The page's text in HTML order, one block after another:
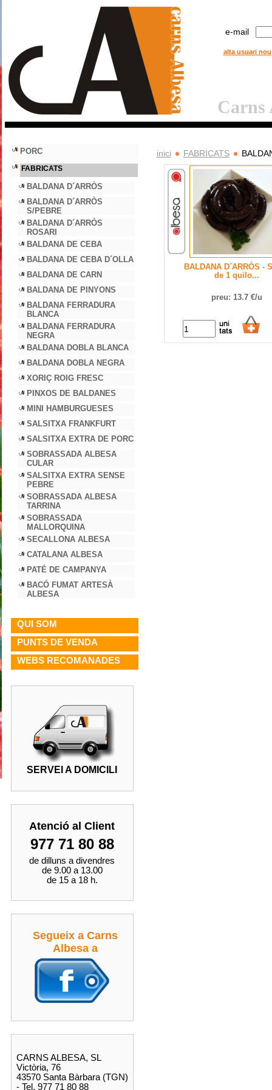
e-mail
alta usuari nou
Carns
inici FABRICATS
BALDANA D´ARRÒS -
de 1 quilo...
preu: 13.7 €/u
PORC
FABRICATS
BALDANA D´ARRÒS
BALDANA D´ARRÒS
S/PEBRE
BALDANA D´ARRÒS
ROSARI
BALDANA DE CEBA
BALDANA DE CEBA D´OLLA
BALDANA DE CARN
BALDANA DE PINYONS
BALDANA FERRADURA
BLANCA
BALDANA FERRADURA
NEGRA
BALDANA DOBLA BLANCA
BALDANA DOBLA NEGRA
XORIÇ ROIG FRESC
PINXOS DE BALDANES
MINI HAMBURGUESES
SALSITXA FRANKFURT
SALSITXA EXTRA DE PORC
SOBRASSADA ALBESA
CULAR
SALSITXA EXTRA SENSE
PEBRE
SOBRASSADA ALBESA
TARRINA
SOBRASSADA
MALLORQUINA
SECALLONA ALBESA
CATALANA ALBESA
PATÉ DE CAMPANYA
BACÓ FUMAT ARTESÀ
ALBESA
QUI SOM
PUNTS DE VENDA
WEBS RECOMANADES
SERVEI A DOMICILI
Atenció al Client
977 71 80 88
de dilluns a divendres
de 9.00 a 13.00
de 15 a 18 h.
Segueix a Carns
Albesa a
CARNS ALBESA, SL
Victòria, 76
43570 Santa Bàrbara (TGN)
- Tel. 977 71 80 88